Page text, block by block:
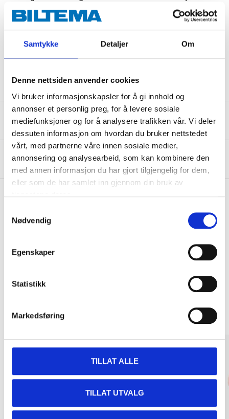
Samtykke Detaljer Om
Denne nettsiden anvender cookies
Vi bruker informasjonskapsler for å gi innhold og
annonser et personlig preg, for å levere sosiale
mediefunksjoner og for å analysere trafikken vår. Vi deler
dessuten informasjon om hvordan du bruker nettstedet
vårt, med partnerne våre innen sosiale medier,
annonsering og analysearbeid, som kan kombinere den
med annen informasjon du har gjort tilgjengelig for dem,
eller som de har samlet inn gjennom din bruk av
Nødvendig
Egenskaper
Statistikk
Markedsføring
TILLAT ALLE
TILLAT UTVALG
For semi-smooth surfaces such as walls and ceilings
with a certain degree of texture.
remove excess lint.
Safety instructions and other information
About the manufacturer
Other customers also bought